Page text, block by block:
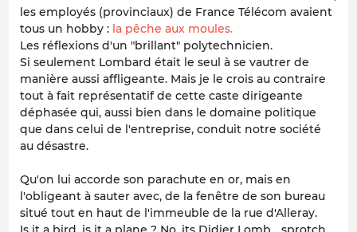
les employés (provinciaux) de France Télécom avaient
tous un hobby : la pêche aux moules.
Les réflexions d'un "brillant" polytechnicien.
Si seulement Lombard était le seul à se vautrer de
manière aussi affligeante. Mais je le crois au contraire
tout à fait représentatif de cette caste dirigeante
déphasée qui, aussi bien dans le domaine politique
que dans celui de l'entreprise, conduit notre société
au désastre.
Qu'on lui accorde son parachute en or, mais en
l'obligeant à sauter avec, de la fenêtre de son bureau
situé tout en haut de l'immeuble de la rue d'Alleray.